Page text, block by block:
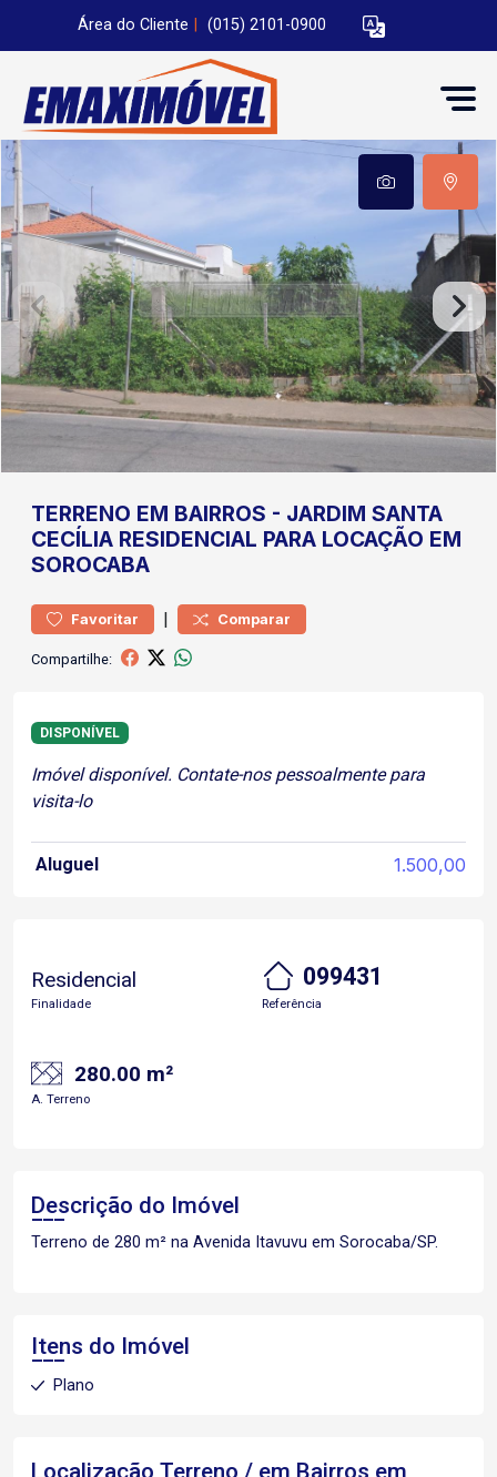
Área do Cliente (015) 2101-0900
TERRENO EM BAIRROS - JARDIM SANTA
CECÍLIA RESIDENCIAL PARA LOCAÇÃO EM
SOROCABA
Favoritar | Comparar
Compartilhe:
DISPONÍVEL
Imóvel disponível. Contate-nos pessoalmente para
visita-lo
Aluguel 1.500,00
Residencial
Finalidade
099431
Referência
280.00 m²
A. Terreno
Descrição do Imóvel
Terreno de 280 m² na Avenida Itavuvu em Sorocaba/SP.
Itens do Imóvel
Plano
Localização Terreno / em Bairros em